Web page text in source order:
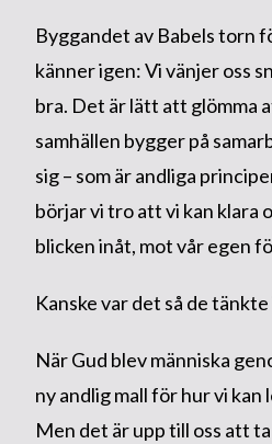
Byggandet av Babels torn
känner igen: Vi vänjer oss
bra. Det är lätt att glömma
samhällen bygger på
sig – som är andliga
börjar vi tro att vi kan klara
blicken inåt, mot vår egen
Kanske var det så de tänkte
När Gud blev människa
ny andlig mall för hur vi kan
Men det är upp till oss att